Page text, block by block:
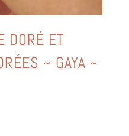
DORÉ ET
~ GAYA ~